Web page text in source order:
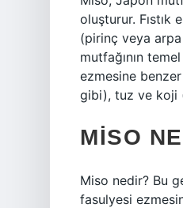
oluşturur.
(pirinç veya
mutfağının
ezmesine
gibi), tuz ve koji
MISO
Miso nedir? Bu
fasulyesi